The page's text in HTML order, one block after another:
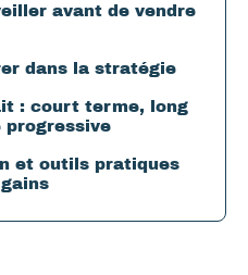
avant de vendre
dans la stratégie
: court terme, long
progressive
et outils pratiques